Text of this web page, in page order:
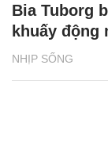
NHỊP SỐNG
Bia Tuborg
khuấy động